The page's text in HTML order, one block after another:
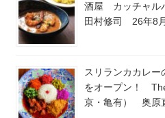
酒屋 カッチャル
田村修司 26年8
スリランカカレー
をオープン！
京・亀有） 奥原